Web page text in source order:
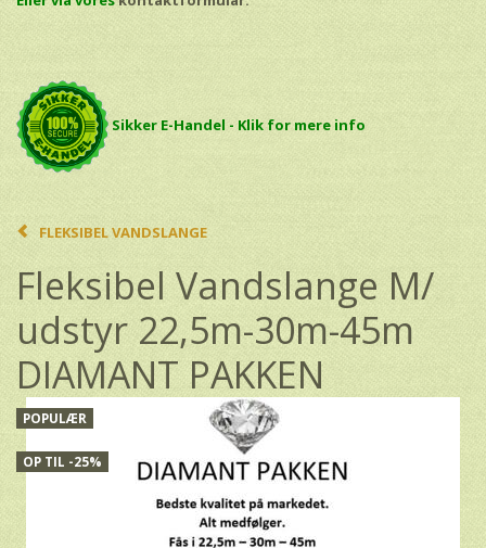
Sikker E-Handel - Klik for mere info
FLEKSIBEL VANDSLANGE
Fleksibel Vandslange M/
udstyr 22,5m-30m-45m
DIAMANT PAKKEN
POPULÆR
OP TIL -25%